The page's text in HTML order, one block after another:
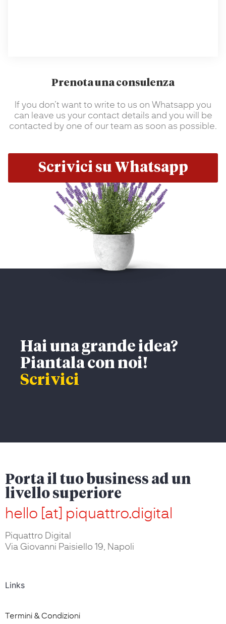
Prenota una consulenza
If you don’t want to write to us on Whatsapp you
can leave us your contact details and you will be
contacted by one of our team as soon as possible.
Scrivici su Whatsapp
Hai una grande idea?
Piantala con noi!
Scrivici
Porta il tuo business ad un
livello superiore
hello [at] piquattro.digital
Piquattro Digital
Via Giovanni Paisiello 19, Napoli
Links
Termini & Condizioni